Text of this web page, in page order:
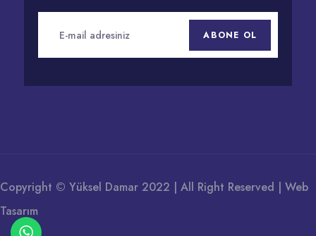
ABONE OL
Copyright © Yüksel Damar 2022 | All Right Reserved | Web
Tasarım